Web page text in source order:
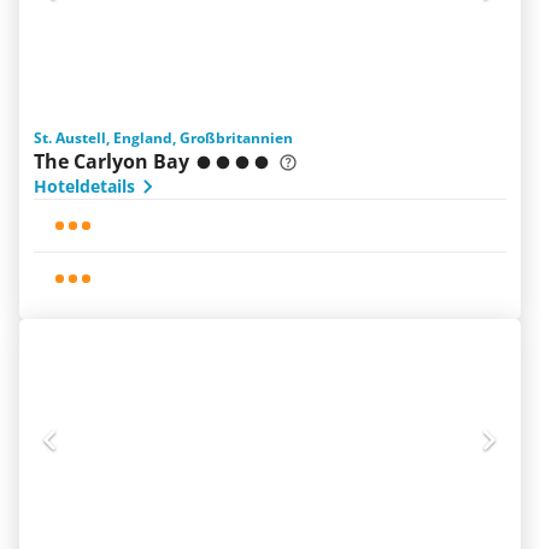
St. Austell, England, Großbritannien
The Carlyon Bay
Hoteldetails